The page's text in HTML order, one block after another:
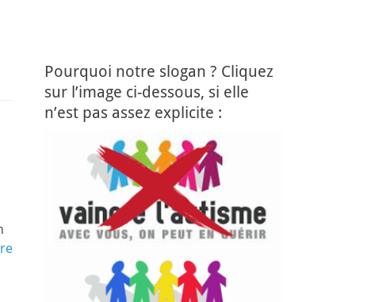
Pourquoi notre slogan ? Cliquez
sur l’image ci-dessous, si elle
n’est pas assez explicite :